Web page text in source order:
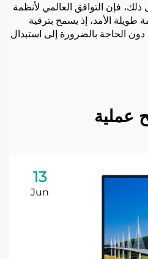
فإن التوافق العالمي لأنظمة
طويلة الأمد، إذ يسمح بترقية
الحاجة بالضرورة إلى استبدال
عملية
13
Jun